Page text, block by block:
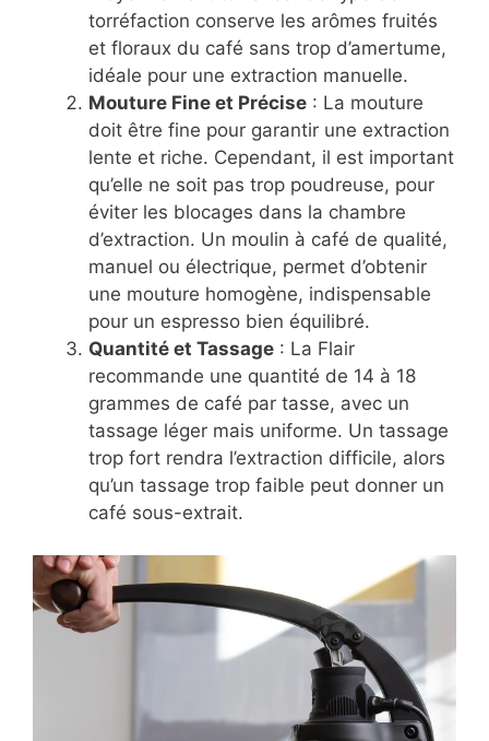
torréfaction conserve les arômes fruités
et floraux du café sans trop d’amertume,
idéale pour une extraction manuelle.
Mouture Fine et Précise : La mouture
doit être fine pour garantir une extraction
lente et riche. Cependant, il est important
qu’elle ne soit pas trop poudreuse, pour
éviter les blocages dans la chambre
d’extraction. Un moulin à café de qualité,
manuel ou électrique, permet d’obtenir
une mouture homogène, indispensable
pour un espresso bien équilibré.
Quantité et Tassage : La Flair
recommande une quantité de 14 à 18
grammes de café par tasse, avec un
tassage léger mais uniforme. Un tassage
trop fort rendra l’extraction difficile, alors
qu’un tassage trop faible peut donner un
café sous-extrait.